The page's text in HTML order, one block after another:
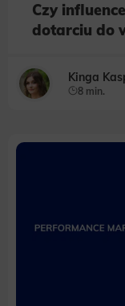
Czy
dotarciu do
Kinga
8 min.